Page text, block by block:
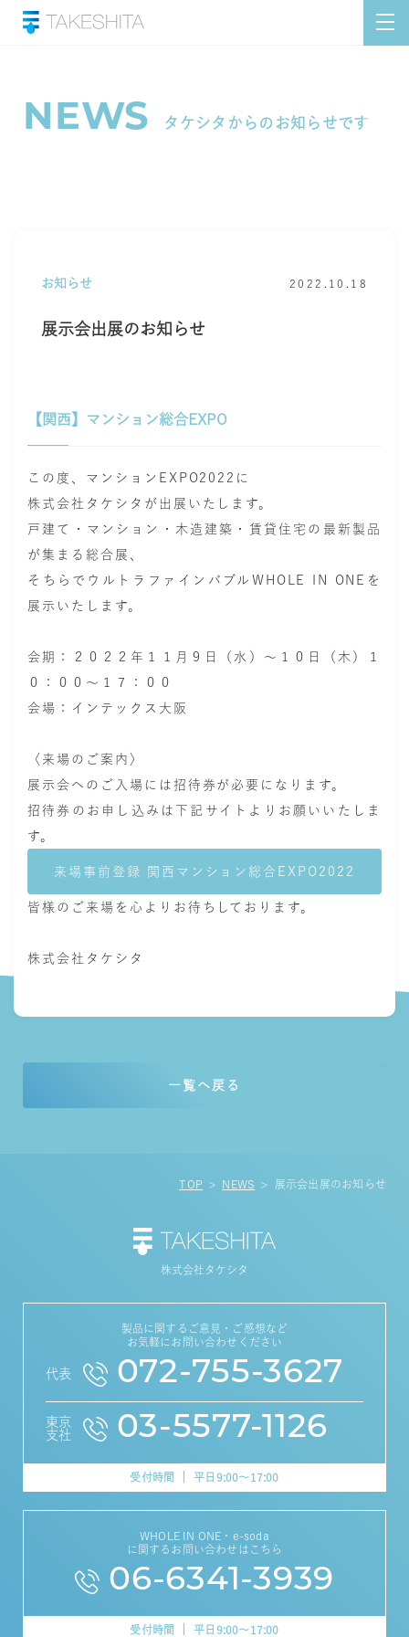
NEWS タケシタからのお知らせです
お知らせ 2022.10.18
展示会出展のお知らせ
【関西】マンション総合EXPO
この度、マンションEXPO2022に
株式会社タケシタが出展いたします。
戸建て・マンション・木造建築・賃貸住宅の最新製品
が集まる総合展、
そちらで ウルトラファインバブルWHOLE IN ONE を
展示いたします。
会期：２０２２年１１月９日（水）～１０日（木）１
０：００～１７：００
会場：インテックス大阪
〈来場のご案内〉
展示会へのご入場には招待券が必要になります。
招待券のお申し込みは下記サイトよりお願いいたしま
す。
来場事前登録 関西マンション総合EXPO2022
皆様のご来場を心よりお待ちしております。
株式会社タケシタ
一覧へ戻る
TOP NEWS 展示会出展のお知らせ
株式会社タケシタ
製品に関するご意見・ご感想など
お気軽にお問い合わせください
代表 072-755-3627
東京
支社
03-5577-1126
受付時間 平日9:00～17:00
WHOLE IN ONE・e-soda
に関するお問い合わせはこちら
06-6341-3939
受付時間 平日9:00～17:00